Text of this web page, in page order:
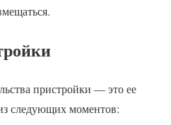
пристройки — это ее
следующих моментов: